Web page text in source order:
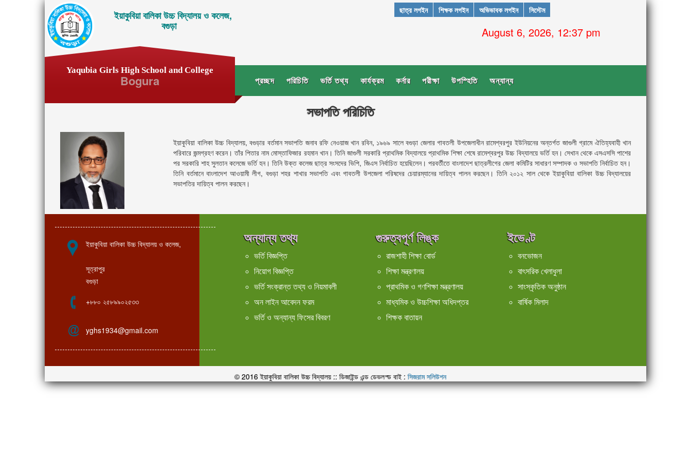
ইয়াকুবিয়া বালিকা উচ্চ বিদ্যালয় ও কলেজ,
বগুড়া
ছাত্র লগইন শিক্ষক লগইন অভিভাবক লগইন সিস্টেম
August 6, 2026, 12:37 pm
Yaqubia Girls High School and College
Bogura প্রচ্ছদ পরিচিতি ভর্তি তথ্য কার্যক্রম কর্নার পরীক্ষা উপস্হিতি অন্যান্য
সভাপতি পরিচিতি
ইয়াকুবিয়া বালিকা উচ্চ বিদ্যালয়, বগুড়ার বর্তমান সভাপতি জনাব রফি নেওয়াজ খান রবিন, ১৯৬৯ সালে বগুড়া জেলার গাবতলী উপজেলাধীন রামেশ্বরপুর ইউনিয়নের অন্তর্গত জাগুলী গ্রামে ঐতিহ্যবাহী খান
পরিবারে জন্মগ্রহণ করেন। তাঁর পিতার নাম মোস্তাফিজার রহমান খান। তিনি জাগুলী সরকারি প্রাথমিক বিদ্যালয়ে প্রাথমিক শিক্ষা শেষে রামেশ্বরপুর উচ্চ বিদ্যালয়ে ভর্তি হন। সেখান থেকে এসএসসি পাশের
পর সরকারি শাহ সুলতান কলেজে ভর্তি হন। তিনি উক্ত কলেজ ছাত্র সংসদের ভিপি, জিএস নির্বাচিত হয়েছিলেন। পরবর্তীতে বাংলাদেশ ছাত্রলীগের জেলা কমিটির সাধারণ সম্পাদক ও সভাপতি নির্বাচিত হন।
তিনি বর্তমানে বাংলাদেশ আওয়ামী লীগ, বগুড়া শহর শাখার সভাপতি এবং গাবতলী উপজেলা পরিষদের চেয়ারম্যানের দায়িত্ব পালন করছেন। তিনি ২০১২ সাল থেকে ইয়াকুবিয়া বালিকা উচ্চ বিদ্যালয়ের
সভাপতির দায়িত্ব পালন করছেন।
ইয়াকুবিয়া বালিকা উচ্চ বিদ্যালয় ও কলেজ,
সূত্রাপুর
বগুড়া
+৮৮০ ২৫৮৯৯০২৫৩৩
yghs1934@gmail.com
অন্যান্য তথ্য
ভর্তি বিজ্ঞপ্তি
নিয়োগ বিজ্ঞপ্তি
ভর্তি সংক্রান্ত তথ্য ও নিয়মাবলী
অন লাইন আবেদন ফরম
ভর্তি ও অন্যান্য ফিসের বিবরণ
গুরুত্বপূর্ণ লিঙ্ক
রাজশাহী শিক্ষা বোর্ড
শিক্ষা মন্ত্রণালয়
প্রাথমিক ও গণশিক্ষা মন্ত্রণালয়
মাধ্যমিক ও উচ্চশিক্ষা অধিদপ্তর
শিক্ষক বাতায়ন
ইভেণ্ট
বনভোজন
বাৎসরিক খেলাধুলা
সাংস্কৃতিক অনুষ্ঠান
বার্ষিক মিলাদ
© 2016 ইয়াকুবিয়া বালিকা উচ্চ বিদ্যালয় :: ডিজাইন্ড এন্ড ডেভলপ্ড বাই :সিজরাম সলিউশন